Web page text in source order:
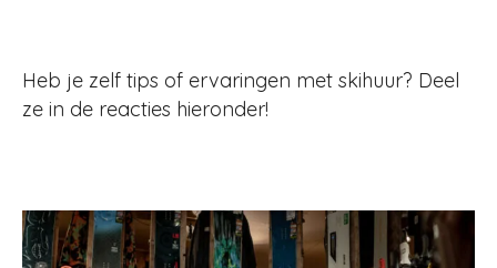
Heb je zelf tips of ervaringen met skihuur? Deel
ze in de reacties hieronder!